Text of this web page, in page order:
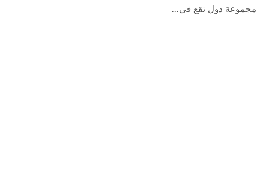
مجموعة دول تقع في…